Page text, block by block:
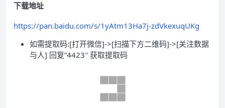
下载地址
https://pan.baidu.com/s/1yAtm13Ha7j-zdVkexuqUKg
如需提取码:[打开微信]->[扫描下方二维码]->[关注数据
与人] 回复”4423″ 获取提取码